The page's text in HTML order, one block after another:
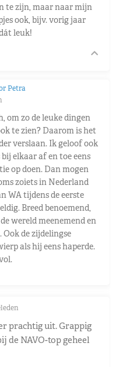
te zijn, maar naar mijn
ook, bijv. vorig jaar
leuk!
Petra
om zo de leuke dingen
te zien? Daarom is het
verslaan. Ik geloof ook
elkaar af en toe eens
op doen. Dan mogen
zoiets in Nederland
WA tijdens de eerste
Breed benoemend,
wereld meenemend en
de zijdelingse
als hij eens haperde.
prachtig uit. Grappig
de NAVO-top geheel